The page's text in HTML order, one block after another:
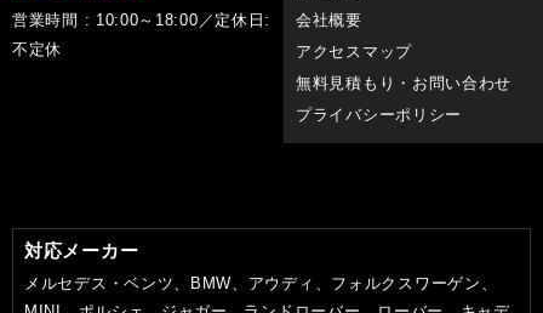
営業時間 : 10:00～18:00／定休日:
不定休
会社概要
アクセスマップ
無料見積もり・お問い合わせ
プライバシーポリシー
対応メーカー
メルセデス・ベンツ、BMW、アウディ、フォルクスワーゲン、